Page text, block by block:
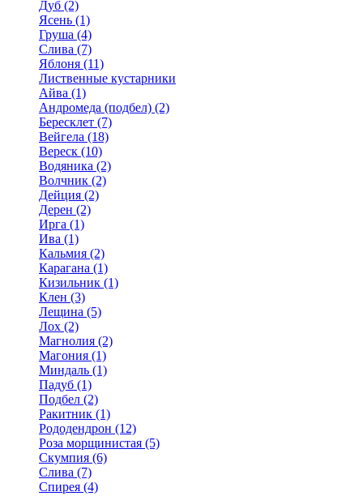
Дуб (2)
Ясень (1)
Груша (4)
Слива (7)
Яблоня (11)
Лиственные кустарники
Айва (1)
Андромеда (подбел) (2)
Бересклет (7)
Вейгела (18)
Вереск (10)
Водяника (2)
Волчник (2)
Дейция (2)
Дерен (2)
Ирга (1)
Ива (1)
Кальмия (2)
Карагана (1)
Кизильник (1)
Клен (3)
Лещина (5)
Лох (2)
Магнолия (2)
Магония (1)
Миндаль (1)
Падуб (1)
Подбел (2)
Ракитник (1)
Рододендрон (12)
Роза морщинистая (5)
Скумпия (6)
Слива (7)
Спирея (4)